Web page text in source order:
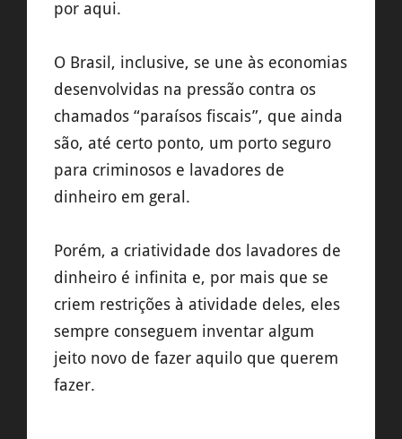
por aqui.
O Brasil, inclusive, se une às economias
desenvolvidas na pressão contra os
chamados “paraísos fiscais”, que ainda
são, até certo ponto, um porto seguro
para criminosos e lavadores de
dinheiro em geral.
Porém, a criatividade dos lavadores de
dinheiro é infinita e, por mais que se
criem restrições à atividade deles, eles
sempre conseguem inventar algum
jeito novo de fazer aquilo que querem
fazer.